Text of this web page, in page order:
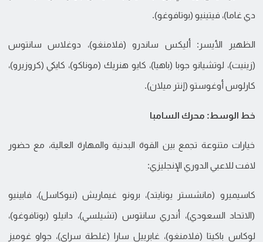
دي غاما)، فيتينيو (بوتافوغو).
الظهير الأيسر: أليكس ساندرو (فلامنغو)، دوغلاس سانتوس
(زينيت)، لوتشيانو جوبا (باهيا)، كايو هنريك (موناكو)، كايكي (كروزيرو)،
كارلوس أوغوستو (إنتر ميلان).
خط الوسط: محرك السامبا
خيارات متنوعة تجمع بين القوة البدنية والمهارة العالية، مع حضور
لافت للاعبي الدوري الإنجليزي:
كاسيميرو (مانشستر يونايتد)، برونو غيماريش (نيوكاسل)، فابينيو
(الاتحاد السعودي)، أندري سانتوس (تشيلسي)، دانيلو (بوتافوغو)،
لوكاس باكيتا (فلامنغو)، غابرييل سارا (غلطة سراي)، جواو غوميز